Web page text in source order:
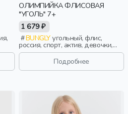
ОЛИМПИЙКА ФЛИСОВАЯ
"УГОЛЬ" 7+
1 679 ₽
BUNGLYугольный, флис,
россия, спорт, актив, девочки,
школьники, подростки, дети
Подробнее